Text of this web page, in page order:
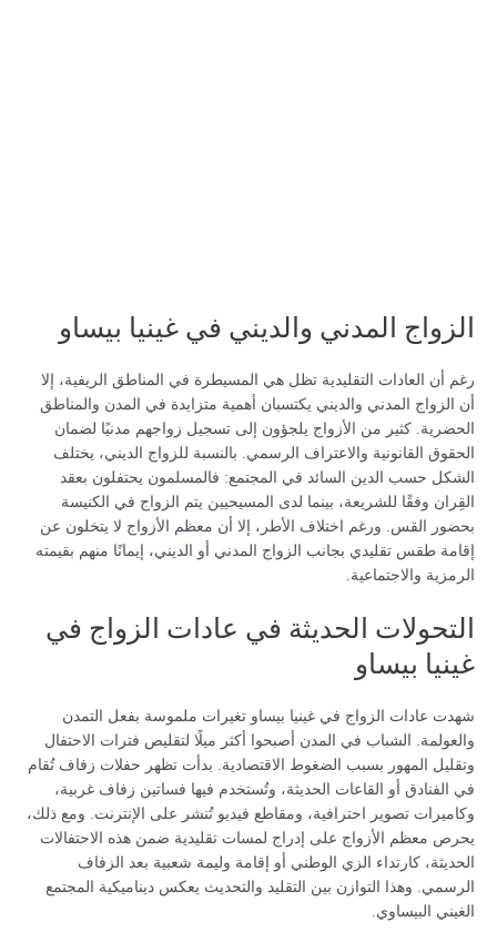
الزواج المدني والديني في غينيا بيساو
رغم أن العادات التقليدية تظل هي المسيطرة في المناطق الريفية، إلا
أن الزواج المدني والديني يكتسبان أهمية متزايدة في المدن والمناطق
الحضرية. كثير من الأزواج يلجؤون إلى تسجيل زواجهم مدنيًا لضمان
الحقوق القانونية والاعتراف الرسمي. بالنسبة للزواج الديني، يختلف
الشكل حسب الدين السائد في المجتمع: فالمسلمون يحتفلون بعقد
القِران وفقًا للشريعة، بينما لدى المسيحيين يتم الزواج في الكنيسة
بحضور القس. ورغم اختلاف الأطر، إلا أن معظم الأزواج لا يتخلون عن
إقامة طقس تقليدي بجانب الزواج المدني أو الديني، إيمانًا منهم بقيمته
الرمزية والاجتماعية.
التحولات الحديثة في عادات الزواج في
غينيا بيساو
شهدت عادات الزواج في غينيا بيساو تغيرات ملموسة بفعل التمدن
والعولمة. الشباب في المدن أصبحوا أكثر ميلًا لتقليص فترات الاحتفال
وتقليل المهور بسبب الضغوط الاقتصادية. بدأت تظهر حفلات زفاف تُقام
في الفنادق أو القاعات الحديثة، وتُستخدم فيها فساتين زفاف غربية،
وكاميرات تصوير احترافية، ومقاطع فيديو تُنشر على الإنترنت. ومع ذلك،
يحرص معظم الأزواج على إدراج لمسات تقليدية ضمن هذه الاحتفالات
الحديثة، كارتداء الزي الوطني أو إقامة وليمة شعبية بعد الزفاف
الرسمي. وهذا التوازن بين التقليد والتحديث يعكس ديناميكية المجتمع
الغيني البيساوي.